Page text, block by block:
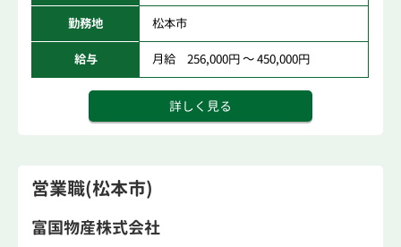
勤務地 松本市
給与 月給 256,000円 ～ 450,000円
詳しく見る
営業職(松本市)
富国物産株式会社